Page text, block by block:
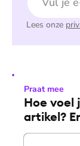
Lees onze
Praat mee
Hoe voel
artikel?